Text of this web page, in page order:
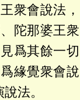
衆會說法，
陀那婆王衆
爲其餘一切
緣覺衆會說
法。